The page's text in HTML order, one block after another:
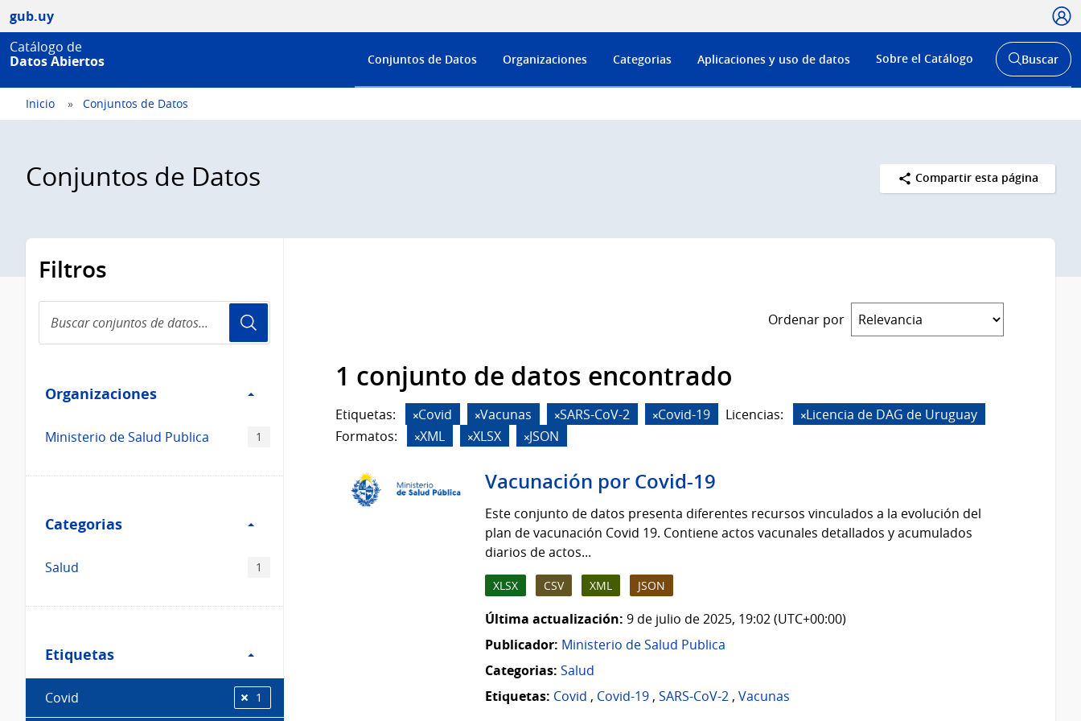
gub.uy
Catálogo de
Datos Abiertos
Menú
de
Conjuntos de Datos Organizaciones Categorias Aplicaciones y uso de datos Sobre el Catálogo
Abrir
buscador
Buscar
Inicio Conjuntos de Datos
Conjuntos de Datos Compartir esta página
Filtros
conjuntos
de
Organizaciones
Organizaciones
Ministerio de Salud Publica 1
Categorias
Categorias
Salud 1
Etiquetas
Etiquetas
Covid 1
Ordenar por
1 conjunto de datos encontrado
Etiquetas: Covid Vacunas SARS-CoV-2 Covid-19 Licencias:
Licencia de DAG de Uruguay
Formatos:
XML XLSX JSON
Vacunación por Covid-19
Este conjunto de datos presenta diferentes recursos vinculados a la evolución del
plan de vacunación Covid 19. Contiene actos vacunales detallados y acumulados
diarios de actos...
XLSX CSV XML JSON
Última actualización: 9 de julio de 2025, 19:02 (UTC+00:00)
Publicador: Ministerio de Salud Publica
Categorias: Salud
Etiquetas: Covid , Covid-19, SARS-CoV-2, Vacunas